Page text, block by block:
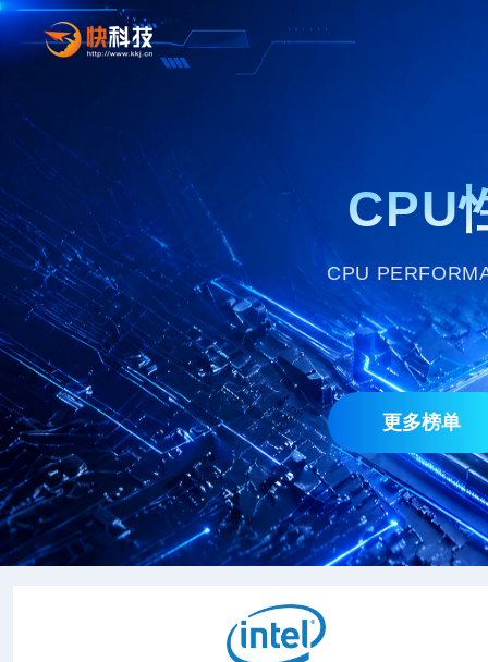
CPU
CPU
更多榜单